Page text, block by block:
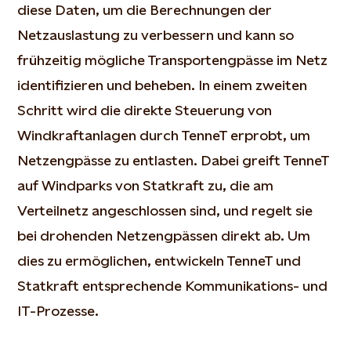
diese Daten, um die Berechnungen der
Netzauslastung zu verbessern und kann so
frühzeitig mögliche Transportengpässe im Netz
identifizieren und beheben. In einem zweiten
Schritt wird die direkte Steuerung von
Windkraftanlagen durch TenneT erprobt, um
Netzengpässe zu entlasten. Dabei greift TenneT
auf Windparks von Statkraft zu, die am
Verteilnetz angeschlossen sind, und regelt sie
bei drohenden Netzengpässen direkt ab. Um
dies zu ermöglichen, entwickeln TenneT und
Statkraft entsprechende Kommunikations- und
IT-Prozesse.